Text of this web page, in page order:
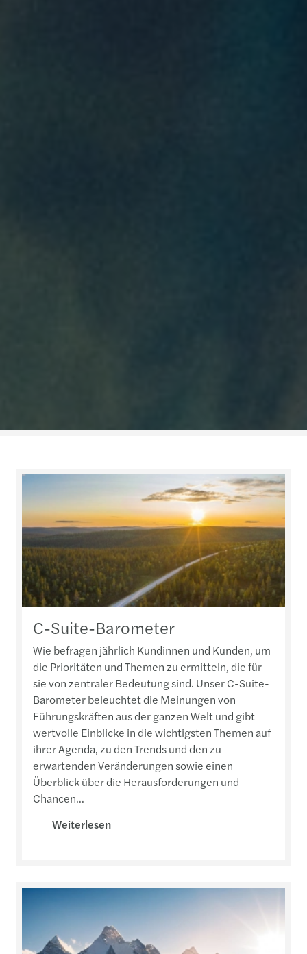
C-Suite-Barometer
Wie befragen jährlich Kundinnen und Kunden, um
die Prioritäten und Themen zu ermitteln, die für
sie von zentraler Bedeutung sind. Unser C-Suite-
Barometer beleuchtet die Meinungen von
Führungskräften aus der ganzen Welt und gibt
wertvolle Einblicke in die wichtigsten Themen auf
ihrer Agenda, zu den Trends und den zu
erwartenden Veränderungen sowie einen
Überblick über die Herausforderungen und
Chancen...
Weiterlesen